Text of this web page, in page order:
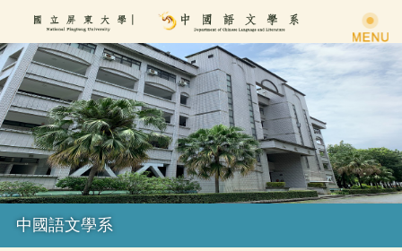
Jump
the
main
content
block
中國語文學系